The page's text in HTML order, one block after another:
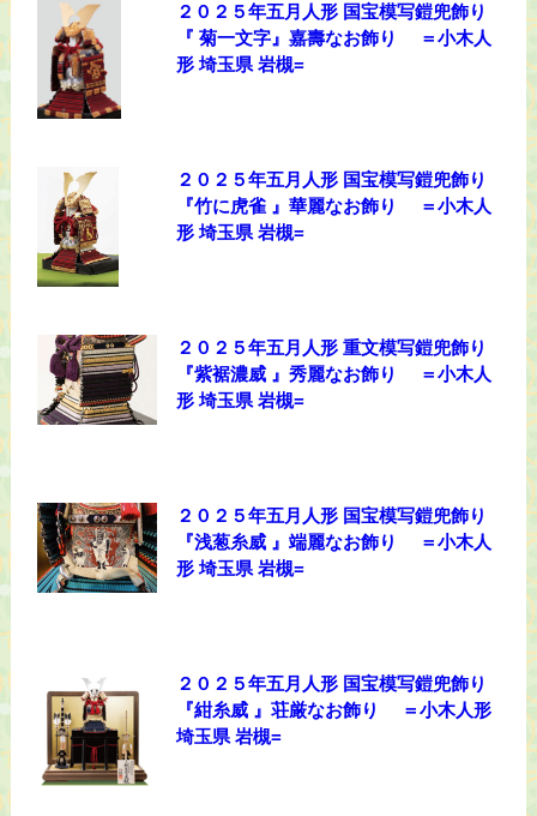
２０２５年五月人形 国宝模写鎧兜飾り
『 菊一文字』嘉壽なお飾り ＝小木人
形 埼玉県 岩槻=
２０２５年五月人形 国宝模写鎧兜飾り
『竹に虎雀 』華麗なお飾り ＝小木人
形 埼玉県 岩槻=
２０２５年五月人形 重文模写鎧兜飾り
『紫裾濃威 』秀麗なお飾り ＝小木人
形 埼玉県 岩槻=
２０２５年五月人形 国宝模写鎧兜飾り
『浅葱糸威 』端麗なお飾り ＝小木人
形 埼玉県 岩槻=
２０２５年五月人形 国宝模写鎧兜飾り
『紺糸威 』荘厳なお飾り ＝小木人形
埼玉県 岩槻=